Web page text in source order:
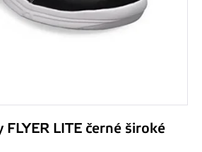
FLYER LITE černé široké